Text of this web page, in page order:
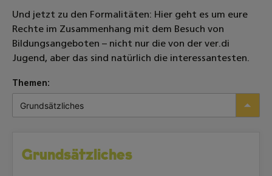
Und jetzt zu den Formalitäten: Hier geht es um eure
Rechte im Zusammenhang mit dem Besuch von
Bildungsangeboten – nicht nur die von der ver.di
Jugend, aber das sind natürlich die interessantesten.
Grundsätzliches
Grundsätzliches